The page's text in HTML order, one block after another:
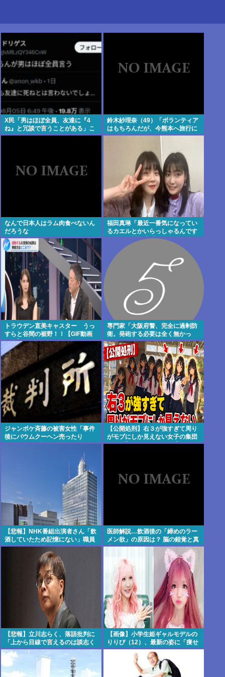
X民「男はほぼ全員、友達に『4
ね』と冗談で言うことがある」こ
れマジ？
鈴木紗理奈（49）「ボランティア
はもちろんだが、今熊本へ旅行に
行くことも支援になる」
なんで日本人はラム肉食べないん
だろうな
福田真琳「最近一番気になってい
るカエルとかいらっしゃるんです
か？」 川名凜「それがいるんで
すよ」
トラウデン直美キャスター うっ
すらと谷間の裾野！！【GIF動画
あり】
専門家「大阪府警、完全に過剰防
衛。発砲する必要は全く無かっ
た」
ジャンポケ斉藤の被害女性「事件
後にバウムクーヘン売ったり
TikTokライブしててムカついた」
【公開処刑】右３が強すぎて周り
がモブにしか見えない女子の集団
www 【Pickup05153411】
【悲報】NHK番組出演者さん「飲
酒していたため記憶にない」職員
さんへの性被害が発
覚・・・・・・・・・
医師解説…飲酒後の「締めのラー
メン欲」の原因は？ 脳の錯覚と真
実 [8/5]
【悲報】立川志らく、落語批判に
「上から目線で言えるのは談志く
らい」とピシャリ
【画像】小学生姫ギャルモデルの
りりぴ（12）、最新の姿に「痩せ
すぎ」と心配の声